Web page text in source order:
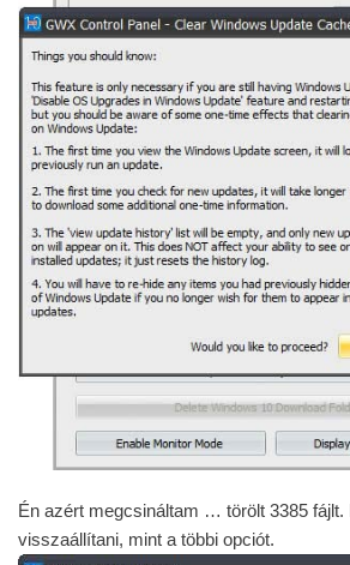
Én azért megcsináltam … törölt 3385 fájlt.
visszaállítani, mint a többi opciót.